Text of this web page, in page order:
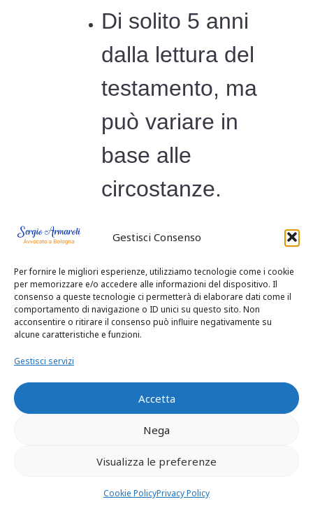
Gestisci Consenso
Per fornire le migliori esperienze, utilizziamo tecnologie come i cookie
per memorizzare e/o accedere alle informazioni del dispositivo. Il
consenso a queste tecnologie ci permetterà di elaborare dati come il
comportamento di navigazione o ID unici su questo sito. Non
acconsentire o ritirare il consenso può influire negativamente su
alcune caratteristiche e funzioni.
Gestisci servizi
Accetta
Nega
Visualizza le preferenze
Cookie PolicyPrivacy Policy
Di solito 5 anni
dalla lettura del
testamento, ma
può variare in
base alle
circostanze.
in tribunale?
Sì, spesso è
tentare una
mediazione per
trovare un
accordo senza